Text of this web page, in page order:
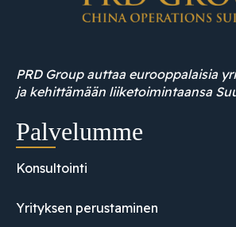
PRD Group auttaa eurooppalaisia
ja kehittämään liiketoimintaansa
Palvelumme
Konsultointi
Yrityksen perustaminen